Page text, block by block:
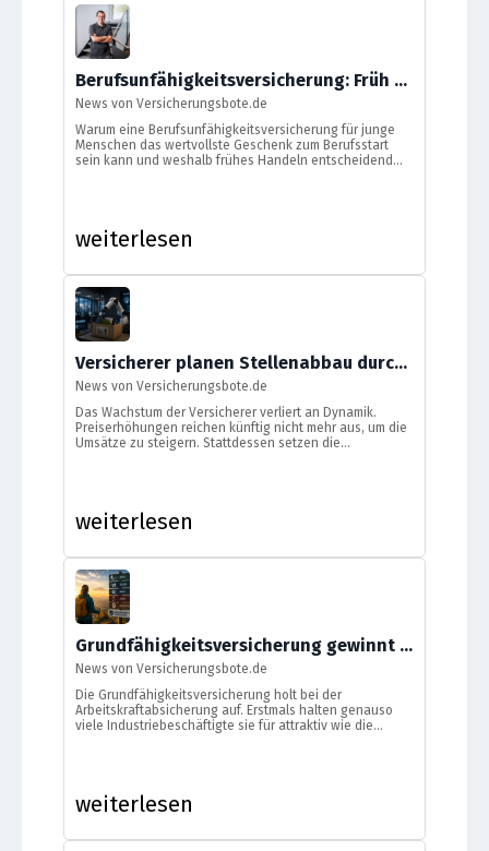
Berufsunfähigkeitsversicherung: Früh abschließen kann über 100.000 Euro sparen
News von Versicherungsbote.de
Warum eine Berufsunfähigkeitsversicherung für junge
Menschen das wertvollste Geschenk zum Berufsstart
sein kann und weshalb frühes Handeln entscheidend
weiterlesen
Versicherer planen Stellenabbau durch KI und Automatisierung
News von Versicherungsbote.de
Das Wachstum der Versicherer verliert an Dynamik.
Preiserhöhungen reichen künftig nicht mehr aus, um die
Umsätze zu steigern. Stattdessen setzen die
weiterlesen
Grundfähigkeitsversicherung gewinnt an Bedeutung bei der Arbeitskraftabsicherung
News von Versicherungsbote.de
Die Grundfähigkeitsversicherung holt bei der
Arbeitskraftabsicherung auf. Erstmals halten genauso
viele Industriebeschäftigte sie für attraktiv wie die
weiterlesen